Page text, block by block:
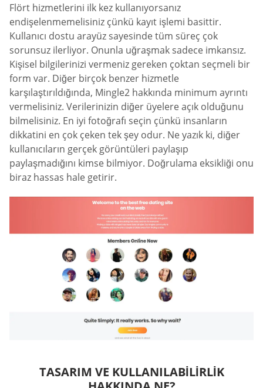
Flört hizmetlerini ilk kez kullanıyorsanız
endişelenmemelisiniz çünkü kayıt işlemi basittir.
Kullanıcı dostu arayüz sayesinde tüm süreç çok
sorunsuz ilerliyor. Onunla uğraşmak sadece imkansız.
Kişisel bilgilerinizi vermeniz gereken çoktan seçmeli bir
form var. Diğer birçok benzer hizmetle
karşılaştırıldığında, Mingle2 hakkında minimum ayrıntı
vermelisiniz. Verilerinizin diğer üyelere açık olduğunu
bilmelisiniz. En iyi fotoğrafı seçin çünkü insanların
dikkatini en çok çeken tek şey odur. Ne yazık ki, diğer
kullanıcıların gerçek görüntüleri paylaşıp
paylaşmadığını kimse bilmiyor. Doğrulama eksikliği onu
biraz hassas hale getirir.
TASARIM VE KULLANILABILIRLIK